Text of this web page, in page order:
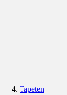
Tapeten